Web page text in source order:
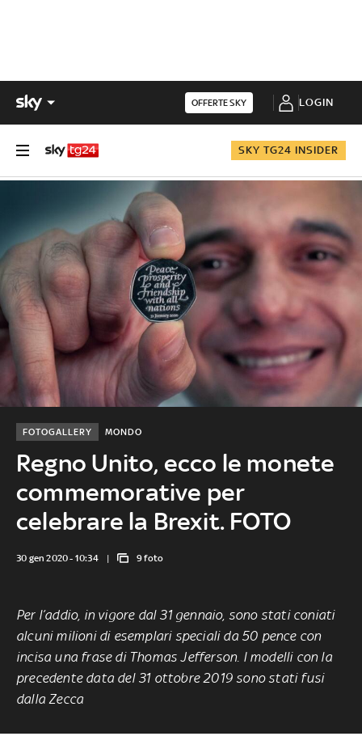
OFFERTE SKY LOGIN
SKY TG24 INSIDER
Regno Unito, ecco le monete
commemorative per
celebrare la Brexit. FOTO
MONDO
FOTOGALLERY
30 gen 2020 - 10:34 9 foto
Per l’addio, in vigore dal 31 gennaio, sono stati coniati
alcuni milioni di esemplari speciali da 50 pence con
incisa una frase di Thomas Jefferson. I modelli con la
precedente data del 31 ottobre 2019 sono stati fusi
dalla Zecca